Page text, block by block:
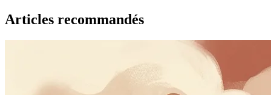
Articles recommandés